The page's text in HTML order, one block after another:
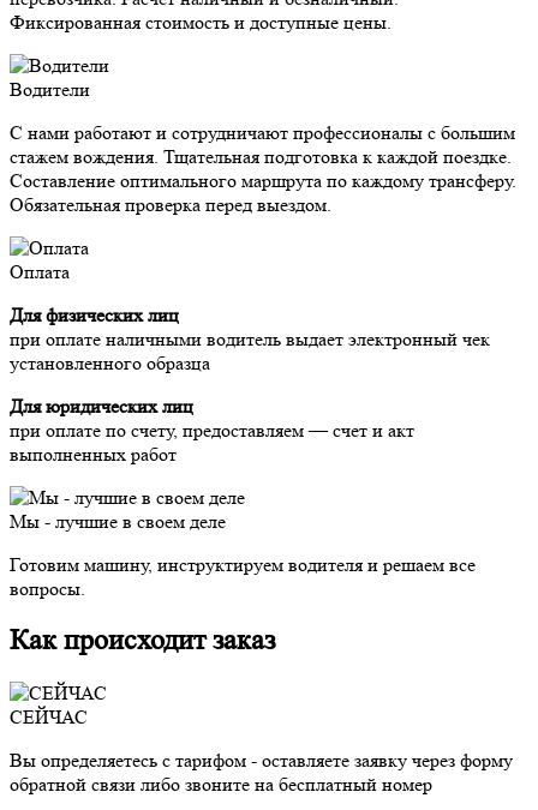
Фиксированная стоимость и доступные цены.
Водители
С нами работают и сотрудничают профессионалы с большим
стажем вождения. Тщательная подготовка к каждой поездке.
Составление оптимального маршрута по каждому трансферу.
Обязательная проверка перед выездом.
Оплата
Для физических лиц
при оплате наличными водитель выдает электронный чек
установленного образца
Для юридических лиц
при оплате по счету, предоставляем — счет и акт
выполненных работ
Мы - лучшие в своем деле
Готовим машину, инструктируем водителя и решаем все
вопросы.
Как происходит заказ
СЕЙЧАС
Вы определяетесь с тарифом - оставляете заявку через форму
обратной связи либо звоните на бесплатный номер